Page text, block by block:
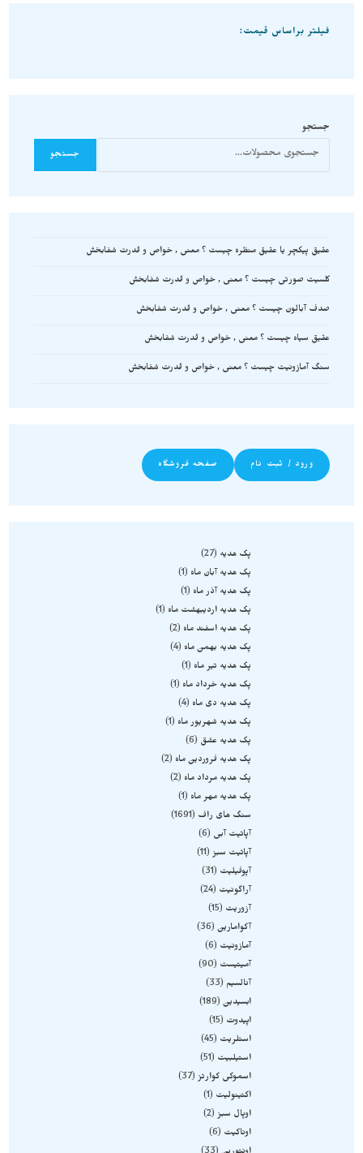
فیلتر براساس قیمت:
جستجو
جستجو
عقیق پیکچر یا عقیق منظره چیست ؟ معنی , خواص و قدرت شفابخش
کلسیت صورتی چیست ؟ معنی , خواص و قدرت شفابخش
صدف آبالون چیست ؟ معنی , خواص و قدرت شفابخش
عقیق سیاه چیست ؟ معنی , خواص و قدرت شفابخش
سنگ آمازونیت چیست ؟ معنی , خواص و قدرت شفابخش
ورود / ثبت نام صفحه فروشگاه
پک هدیه
27
پک هدیه آبان ماه
1
پک هدیه آذر ماه
1
پک هدیه اردیبهشت ماه
1
پک هدیه اسفند ماه
2
پک هدیه بهمن ماه
4
پک هدیه تیر ماه
1
پک هدیه خرداد ماه
1
پک هدیه دی ماه
4
پک هدیه شهریور ماه
1
پک هدیه عشق
6
پک هدیه فروردین ماه
2
پک هدیه مرداد ماه
2
پک هدیه مهر ماه
1
سنگ های راف
1691
آپاتیت آبی
6
آپاتیت سبز
11
آپوفیلیت
31
آراگونیت
24
آزوریت
15
آکوامارین 36
آمازونیت
6
آمیتیست
90
آنالسیم
33
ابسیدین 189
اپیدوت
15
استلریت
45
استیلبیت
51
اسموکی کوارتز
37
اکتینولیت
1
اوپال سبز
2
اوناکیت
6